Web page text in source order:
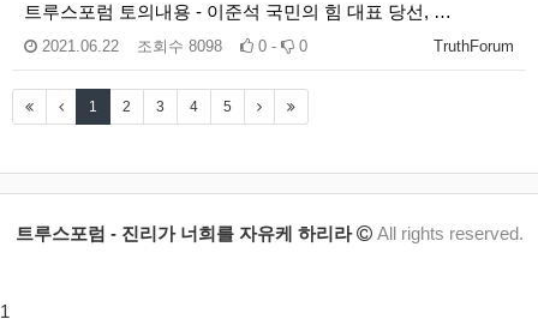
트루스포럼 토의내용 - 이준석 국민의 힘 대표 당선, …
TruthForum
2021.06.22 조회수 8098 0 - 0
1 2 3 4 5
트루스포럼 - 진리가 너희를 자유케 하리라 All rights reserved.
1